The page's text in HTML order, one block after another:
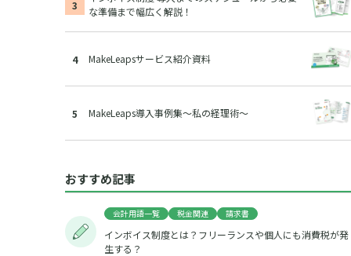
な準備まで幅広く解説！
MakeLeapsサービス紹介資料
MakeLeaps導入事例集～私の経理術～
おすすめ記事
会計用語一覧 税金関連 請求書
インボイス制度とは？フリーランスや個人にも消費税が発
生する？